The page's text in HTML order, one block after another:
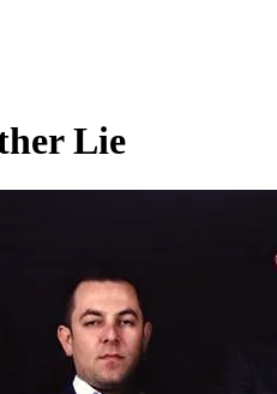
Lie